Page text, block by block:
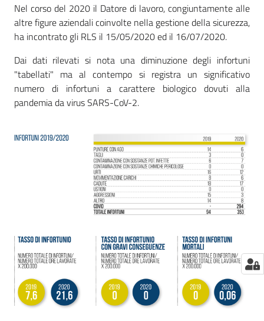
Nel corso del 2020 il Datore di lavoro, congiuntamente alle
altre figure aziendali coinvolte nella gestione della sicurezza,
ha incontrato gli RLS il 15/05/2020 ed il 16/07/2020.
Dai dati rilevati si nota una diminuzione degli infortuni
"tabellati" ma al contempo si registra un significativo
numero di infortuni a carattere biologico dovuti alla
pandemia da virus SARS-CoV-2.